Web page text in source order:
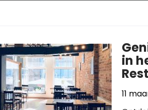
in
11